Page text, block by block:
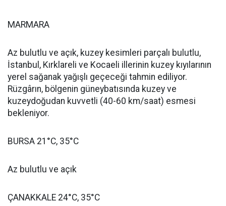
MARMARA
Az bulutlu ve açık, kuzey kesimleri parçalı bulutlu,
İstanbul, Kırklareli ve Kocaeli illerinin kuzey kıyılarının
yerel sağanak yağışlı geçeceği tahmin ediliyor.
Rüzgârın, bölgenin güneybatısında kuzey ve
kuzeydoğudan kuvvetli (40-60 km/saat) esmesi
bekleniyor.
BURSA 21°C, 35°C
Az bulutlu ve açık
ÇANAKKALE 24°C, 35°C